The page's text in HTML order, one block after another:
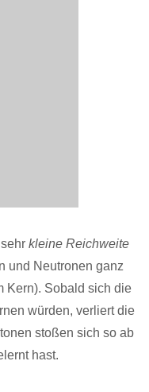
kleine Reichweite
und Neutronen ganz
Kern). Sobald sich die
würden, verliert die
stoßen sich so ab
hast.